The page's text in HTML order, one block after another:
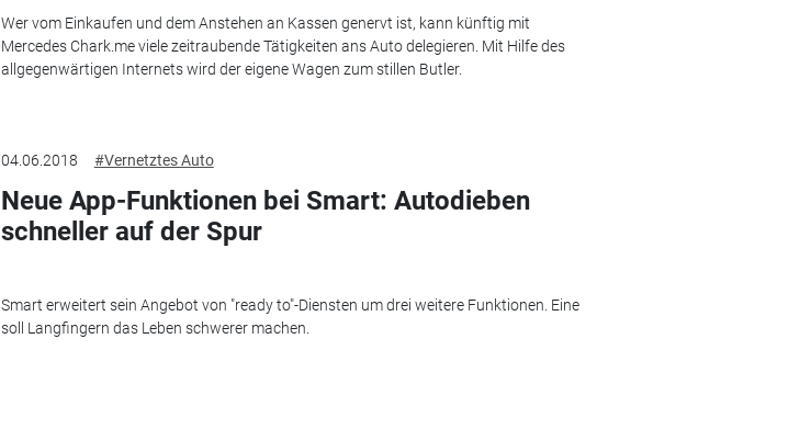
Wer vom Einkaufen und dem Anstehen an Kassen genervt ist, kann künftig mit
Mercedes Chark.me viele zeitraubende Tätigkeiten ans Auto delegieren. Mit Hilfe des
allgegenwärtigen Internets wird der eigene Wagen zum stillen Butler.
04.06.2018 #Vernetztes Auto
Neue App-Funktionen bei Smart: Autodieben
schneller auf der Spur
Smart erweitert sein Angebot von "ready to"-Diensten um drei weitere Funktionen. Eine
soll Langfingern das Leben schwerer machen.